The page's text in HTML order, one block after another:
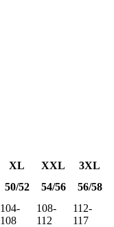
XL XXL
3XL
50/52 54/56 56/58
104-
108
108-
112
112-
117